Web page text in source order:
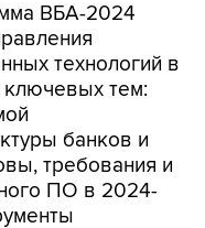
ВБА-2024
технологий в
ключевых тем:
банков и
требования и
ПО в 2024-